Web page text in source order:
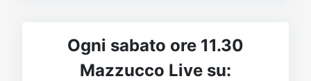
Ogni sabato ore 11.30
Mazzucco Live su: